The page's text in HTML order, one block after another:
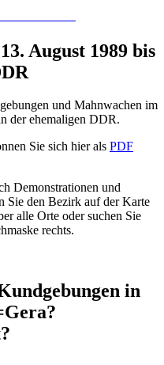
August 1989 bis
und Mahnwachen im
der ehemaligen DDR.
Sie sich hier als PDF
Demonstrationen und
Sie den Bezirk auf der Karte
alle Orte oder suchen Sie
rechts.
in